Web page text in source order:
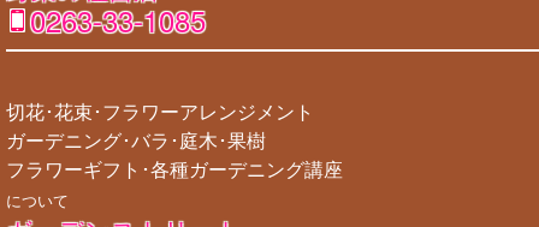
0263-33-1085
切花･花束･フラワーアレンジメント
ガーデニング･バラ･庭木･果樹
フラワーギフト･各種ガーデニング講座
について